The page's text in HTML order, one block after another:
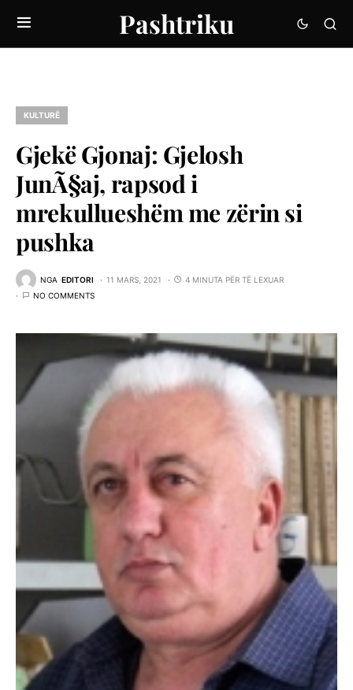
Pashtriku
KULTURË
Gjekë Gjonaj: Gjelosh
JunÃ§aj, rapsod i
mrekullueshëm me zërin si
pushka
NGA EDITORI 11 MARS, 2021
4 MINUTA PËR TË LEXUAR
NO COMMENTS